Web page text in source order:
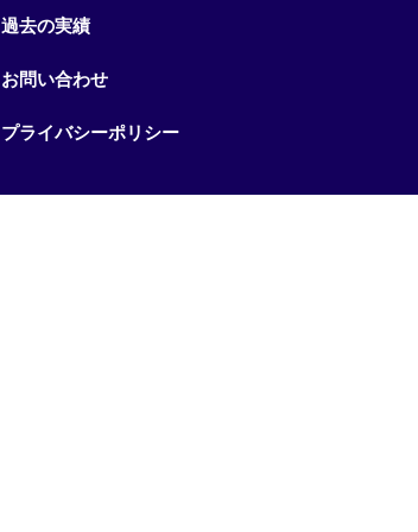
過去の実績
お問い合わせ
プライバシーポリシー